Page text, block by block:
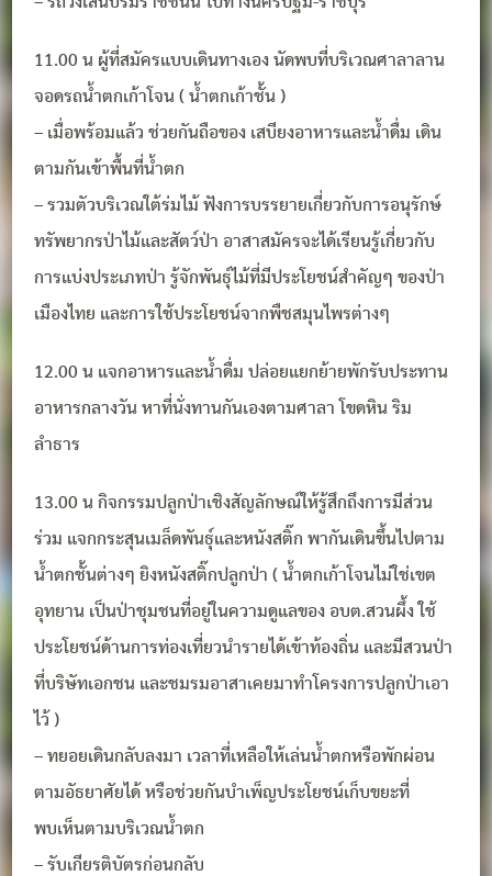
11.00 น ผู้ที่สมัครแบบเดินทางเอง นัดพบที่บริเวณศาลาลาน
จอดรถน้ำตกเก้าโจน ( น้ำตกเก้าชั้น )
– เมื่อพร้อมแล้ว ช่วยกันถือของ เสบียงอาหารและน้ำดื่ม เดิน
ตามกันเข้าพื้นที่น้ำตก
– รวมตัวบริเวณใต้ร่มไม้ ฟังการบรรยายเกี่ยวกับการอนุรักษ์
ทรัพยากรป่าไม้และสัตว์ป่า อาสาสมัครจะได้เรียนรู้เกี่ยวกับ
การแบ่งประเภทป่า รู้จักพันธุ์ไม้ที่มีประโยชน์สำคัญๆ ของป่า
เมืองไทย และการใช้ประโยชน์จากพืชสมุนไพรต่างๆ
12.00 น แจกอาหารและน้ำดื่ม ปล่อยแยกย้ายพักรับประทาน
อาหารกลางวัน หาที่นั่งทานกันเองตามศาลา โขดหิน ริม
ลำธาร
13.00 น กิจกรรมปลูกป่าเชิงสัญลักษณ์ให้รู้สึกถึงการมีส่วน
ร่วม แจกกระสุนเมล็ดพันธุ์และหนังสติ๊ก พากันเดินขึ้นไปตาม
น้ำตกชั้นต่างๆ ยิงหนังสติ๊กปลูกป่า ( น้ำตกเก้าโจนไม่ใช่เขต
อุทยาน เป็นป่าชุมชนที่อยู่ในความดูแลของ อบต.สวนผึ้ง ใช้
ประโยชน์ด้านการท่องเที่ยวนำรายได้เข้าท้องถิ่น และมีสวนป่า
ที่บริษัทเอกชน และชมรมอาสาเคยมาทำโครงการปลูกป่าเอา
ไว้ )
– ทยอยเดินกลับลงมา เวลาที่เหลือให้เล่นน้ำตกหรือพักผ่อน
ตามอัธยาศัยได้ หรือช่วยกันบำเพ็ญประโยชน์เก็บขยะที่
พบเห็นตามบริเวณน้ำตก
– รับเกียรติบัตรก่อนกลับ